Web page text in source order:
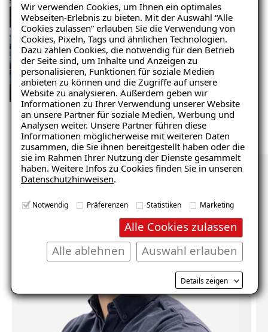
Wir verwenden Cookies, um Ihnen ein optimales
Webseiten-Erlebnis zu bieten. Mit der Auswahl “Alle
Cookies zulassen” erlauben Sie die Verwendung von
Cookies, Pixeln, Tags und ähnlichen Technologien.
Dazu zählen Cookies, die notwendig für den Betrieb
der Seite sind, um Inhalte und Anzeigen zu
personalisieren, Funktionen für soziale Medien
anbieten zu können und die Zugriffe auf unsere
Website zu analysieren. Außerdem geben wir
Informationen zu Ihrer Verwendung unserer Website
an unsere Partner für soziale Medien, Werbung und
Analysen weiter. Unsere Partner führen diese
Informationen möglicherweise mit weiteren Daten
zusammen, die Sie ihnen bereitgestellt haben oder die
sie im Rahmen Ihrer Nutzung der Dienste gesammelt
haben. Weitere Infos zu Cookies finden Sie in unseren
Datenschutzhinweisen.
Notwendig Präferenzen Statistiken Marketing
Alle Cookies zulassen
Auswahl erlauben
Alle ablehnen
Details zeigen
Unser Team